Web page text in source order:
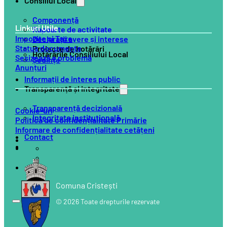
Componență
Rapoarte de activitate
Declarații avere și interese
Proiecte de hotărâri
Hotărârile Consiliului Local
Ședințe
Informații de interes public
Transparență și integritate
Transparență decizională
Integritate instituțională
Contact
Linkuri Utile
Impozite și Taxe
Status documente
Sesizează o problemă
Anunțuri
Comuna Cristești
© 2026 Toate drepturile rezervate
Cookie-uri
Politică de confidențialitate Primărie
Informare de confidențialitate cetățeni